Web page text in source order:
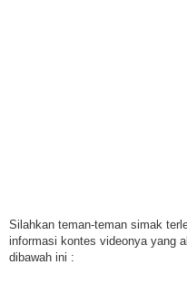
Silahkan teman-teman simak
informasi kontes videonya yang
dibawah ini :